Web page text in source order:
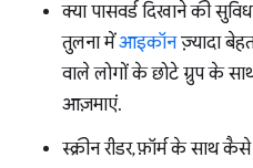
क्या पासवर्ड दिखाने की
तुलना मेंआइकॉनज़्यादा
वाले लोगों के छोटे ग्रुप के
आज़माएं.
स्क्रीन रीडर, फ़ॉर्म के साथ